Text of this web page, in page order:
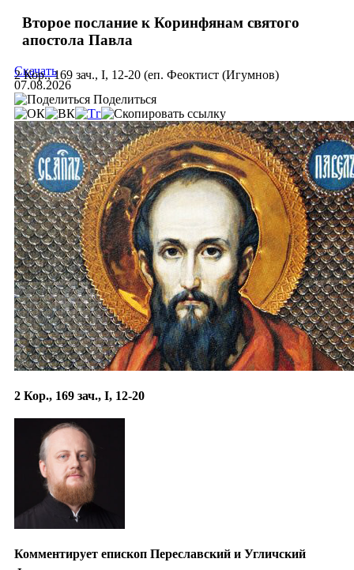
Второе послание к Коринфянам святого
апостола Павла
2 Кор., 169 зач., I, 12-20 (еп. Феоктист (Игумнов)
Скачать
07.08.2026
Поделиться
2 Кор., 169 зач., I, 12-20
Комментирует епископ Переславский и Угличский